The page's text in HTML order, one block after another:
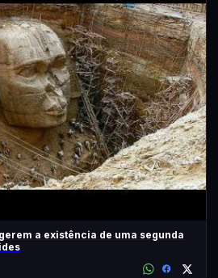
a existência de uma segunda